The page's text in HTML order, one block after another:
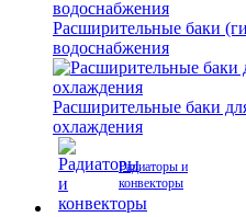
Расширительные баки
водоснабжения
Расширительные баки
охлаждения
Радиаторы и
конвекторы